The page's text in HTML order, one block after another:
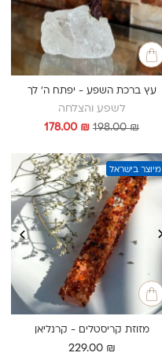
עץ ברכת השפע - יפתח ה' לך
לשפע והצלחה
198.00₪
המחיר
היה:
198.00 ₪.
178.00 ₪
המחיר
הוא:
178.00 ₪.
מיוצר בישראל
מזוזת קריסטלים - קרנליאן
229.00 ₪